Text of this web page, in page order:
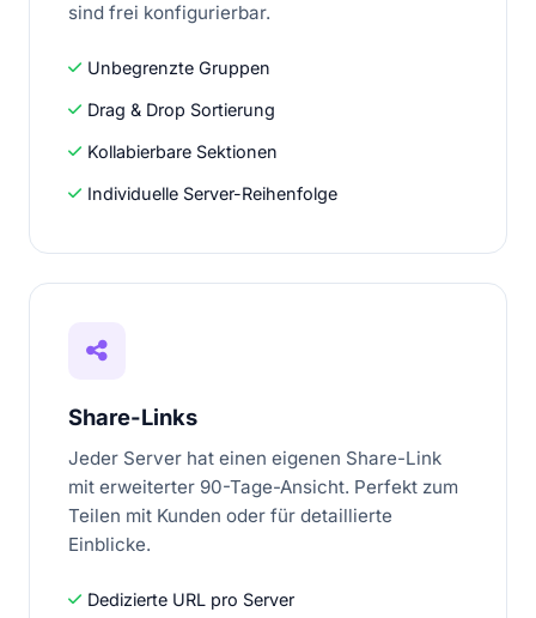
sind frei konfigurierbar.
Unbegrenzte Gruppen
Drag & Drop Sortierung
Kollabierbare Sektionen
Individuelle Server-Reihenfolge
Share-Links
Jeder Server hat einen eigenen Share-Link
mit erweiterter 90-Tage-Ansicht. Perfekt zum
Teilen mit Kunden oder für detaillierte
Einblicke.
Dedizierte URL pro Server